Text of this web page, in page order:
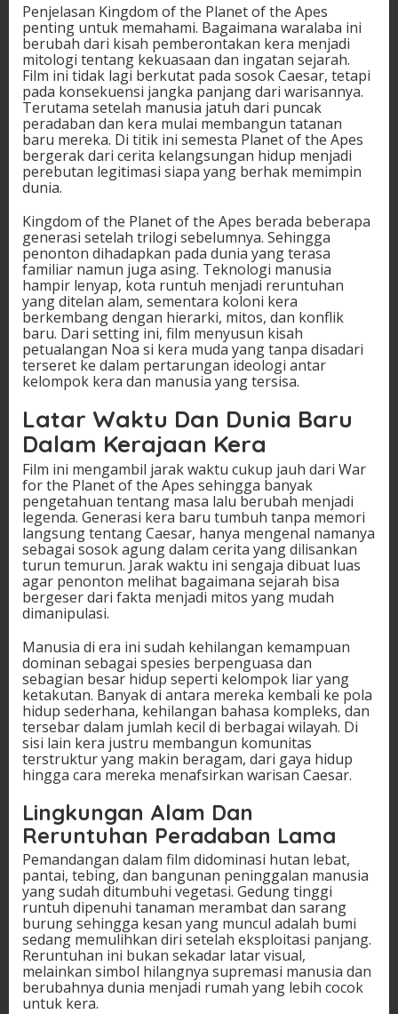
Penjelasan Kingdom of the Planet of the Apes
penting untuk memahami. Bagaimana waralaba ini
berubah dari kisah pemberontakan kera menjadi
mitologi tentang kekuasaan dan ingatan sejarah.
Film ini tidak lagi berkutat pada sosok Caesar, tetapi
pada konsekuensi jangka panjang dari warisannya.
Terutama setelah manusia jatuh dari puncak
peradaban dan kera mulai membangun tatanan
baru mereka. Di titik ini semesta Planet of the Apes
bergerak dari cerita kelangsungan hidup menjadi
perebutan legitimasi siapa yang berhak memimpin
dunia.
Kingdom of the Planet of the Apes berada beberapa
generasi setelah trilogi sebelumnya. Sehingga
penonton dihadapkan pada dunia yang terasa
familiar namun juga asing. Teknologi manusia
hampir lenyap, kota runtuh menjadi reruntuhan
yang ditelan alam, sementara koloni kera
berkembang dengan hierarki, mitos, dan konflik
baru. Dari setting ini, film menyusun kisah
petualangan Noa si kera muda yang tanpa disadari
terseret ke dalam pertarungan ideologi antar
kelompok kera dan manusia yang tersisa.
Latar Waktu Dan Dunia Baru
Dalam Kerajaan Kera
Film ini mengambil jarak waktu cukup jauh dari War
for the Planet of the Apes sehingga banyak
pengetahuan tentang masa lalu berubah menjadi
legenda. Generasi kera baru tumbuh tanpa memori
langsung tentang Caesar, hanya mengenal namanya
sebagai sosok agung dalam cerita yang dilisankan
turun temurun. Jarak waktu ini sengaja dibuat luas
agar penonton melihat bagaimana sejarah bisa
bergeser dari fakta menjadi mitos yang mudah
dimanipulasi.
Manusia di era ini sudah kehilangan kemampuan
dominan sebagai spesies berpenguasa dan
sebagian besar hidup seperti kelompok liar yang
ketakutan. Banyak di antara mereka kembali ke pola
hidup sederhana, kehilangan bahasa kompleks, dan
tersebar dalam jumlah kecil di berbagai wilayah. Di
sisi lain kera justru membangun komunitas
terstruktur yang makin beragam, dari gaya hidup
hingga cara mereka menafsirkan warisan Caesar.
Lingkungan Alam Dan
Reruntuhan Peradaban Lama
Pemandangan dalam film didominasi hutan lebat,
pantai, tebing, dan bangunan peninggalan manusia
yang sudah ditumbuhi vegetasi. Gedung tinggi
runtuh dipenuhi tanaman merambat dan sarang
burung sehingga kesan yang muncul adalah bumi
sedang memulihkan diri setelah eksploitasi panjang.
Reruntuhan ini bukan sekadar latar visual,
melainkan simbol hilangnya supremasi manusia dan
berubahnya dunia menjadi rumah yang lebih cocok
untuk kera.